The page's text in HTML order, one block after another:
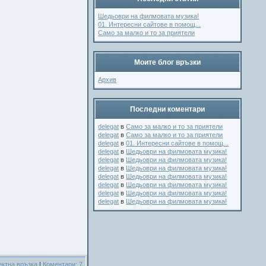
връзка Коментари: 7
Шедьоври на филмовата музика!
01. Интересни сайтове в помощ...
Само за малко и то за приятели
Моите блог връзки
Архив
Последни коментари
delegat вСамо за малко и то за приятели
delegat вСамо за малко и то за приятели
delegat в01. Интересни сайтове в помощ...
delegat в Шедьоври на филмовата музика!
delegat в Шедьоври на филмовата музика!
delegat в Шедьоври на филмовата музика!
delegat в Шедьоври на филмовата музика!
delegat в Шедьоври на филмовата музика!
delegat в Шедьоври на филмовата музика!
delegat в Шедьоври на филмовата музика!